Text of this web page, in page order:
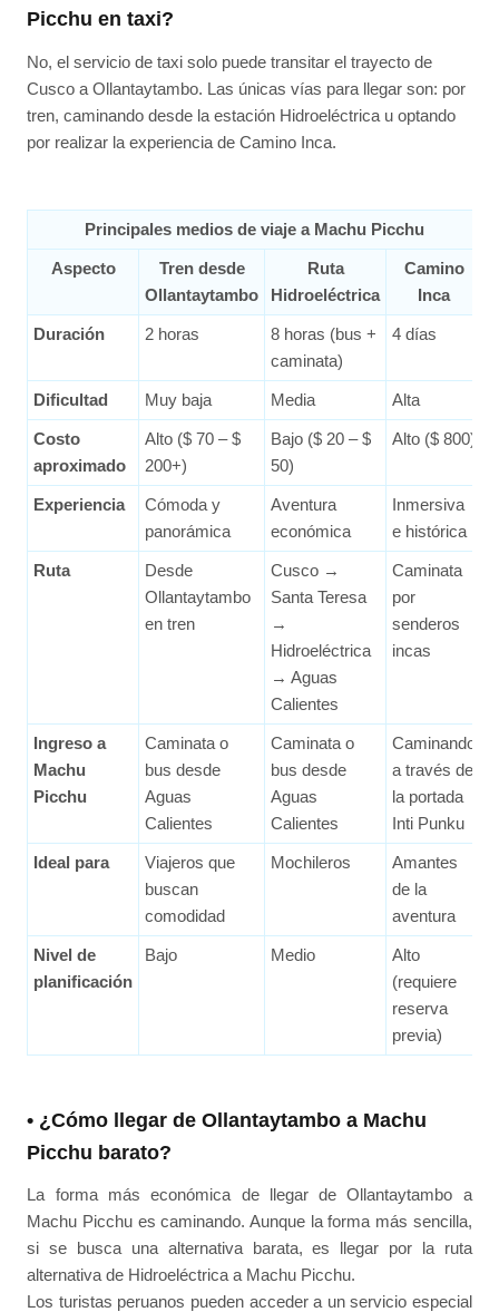
Picchu en taxi?
No, el servicio de taxi solo puede transitar el trayecto de
Cusco a Ollantaytambo. Las únicas vías para llegar son: por
tren, caminando desde la estación Hidroeléctrica u optando
por realizar la experiencia de Camino Inca.
Principales medios de viaje a Machu Picchu
Aspecto
Tren desde
Ollantaytambo
Ruta
Hidroeléctrica
Camino
Inca
Duración 2 horas
8 horas (bus +
caminata)
4 días
Dificultad Muy baja Media Alta
Costo
aproximado
Alto ($ 70 – $
200+)
Bajo ($ 20 – $
50)
Alto ($ 800)
Experiencia
Cómoda y
panorámica
Aventura
económica
Inmersiva
e histórica
Ruta
Desde
Ollantaytambo
en tren
Cusco →
Santa Teresa
→
Hidroeléctrica
→ Aguas
Calientes
Caminata
por
senderos
incas
Ingreso a
Machu
Picchu
Caminata o
bus desde
Aguas
Calientes
Caminata o
bus desde
Aguas
Calientes
Caminando
a través de
la portada
Inti Punku
Ideal para
Viajeros que
buscan
comodidad
Mochileros
Amantes
de la
aventura
Nivel de
planificación
Bajo Medio
Alto
(requiere
reserva
previa)
• ¿Cómo llegar de Ollantaytambo a Machu
Picchu barato?
La forma más económica de llegar de Ollantaytambo a
Machu Picchu es caminando. Aunque la forma más sencilla,
si se busca una alternativa barata, es llegar por la ruta
alternativa de Hidroeléctrica a Machu Picchu.
Los turistas peruanos pueden acceder a un servicio especial